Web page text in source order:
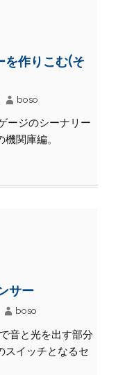
を作りこむ(そ
boso
ージのシーナリー
関庫編。
サー
boso
音と光を出す部分
スイッチとなるセ